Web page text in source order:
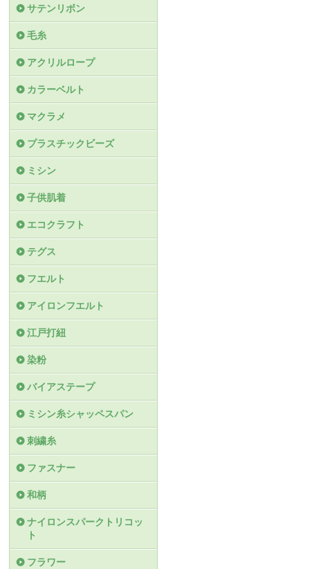
サテンリボン
毛糸
アクリルロープ
カラーベルト
マクラメ
プラスチックビーズ
ミシン
子供肌着
エコクラフト
テグス
フエルト
アイロンフエルト
江戸打紐
染粉
バイアステープ
ミシン糸シャッペスパン
刺繍糸
ファスナー
和柄
ナイロンスパークトリコッ
ト
フラワー